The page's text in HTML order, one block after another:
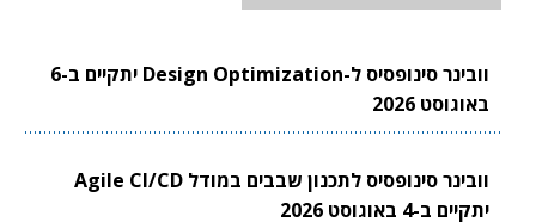
וובינר סינופסיס ל-Design Optimization יתקיים ב-6
באוגוסט 2026
וובינר סינופסיס לתכנון שבבים במודל Agile CI/CD
יתקיים ב-4 באוגוסט 2026